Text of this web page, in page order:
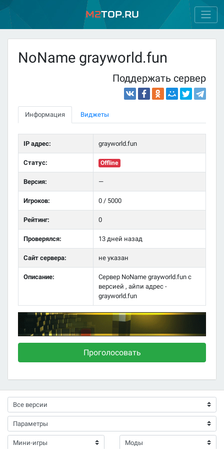
M2Top.ru
NoName grayworld.fun
Поддержать сервер
Информация Виджеты
IP адрес: grayworld.fun
Статус: Offline
Версия: —
Игроков: 0 / 5000
Рейтинг: 0
Проверялся: 13 дней назад
Сайт сервера: не указан
Описание:
Сервер NoName grayworld.fun с
версией , айпи адрес -
grayworld.fun
Проголосовать